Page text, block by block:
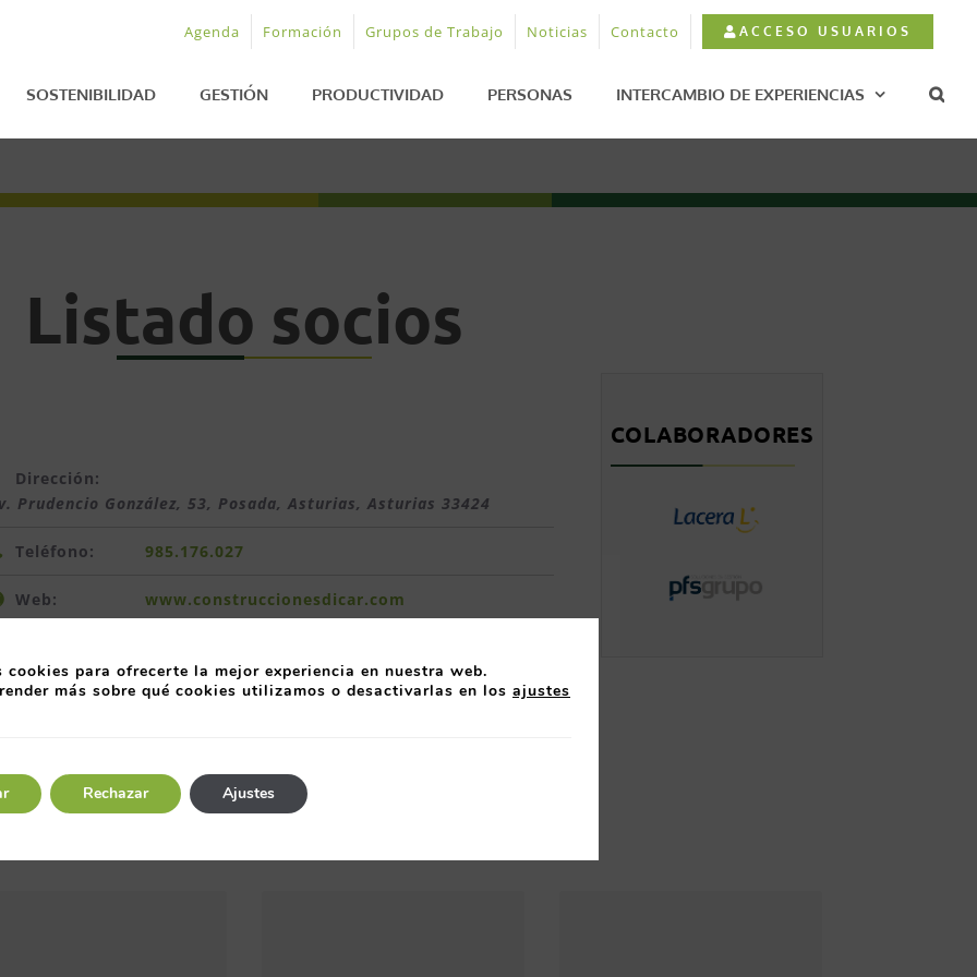
Agenda Formación Grupos de Trabajo Noticias Contacto ACCESO USUARIOS
SOSTENIBILIDAD GESTIÓN PRODUCTIVIDAD PERSONAS INTERCAMBIO DE EXPERIENCIAS
Listado socios
Dirección:
Prudencio González, 53, Posada, Asturias,Asturias 33424
Teléfono: 985.176.027
Web: www.construccionesdicar.com
y Obra pública
COLABORADORES
cookies para ofrecerte la mejor experiencia en nuestra web.
más sobre qué cookies utilizamos o desactivarlas en los ajustes
Rechazar Ajustes